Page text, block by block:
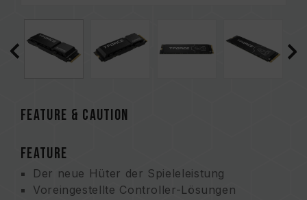
FEATURE & CAUTION
FEATURE
Der neue Hüter der Spieleleistung
Voreingestellte Controller-Lösungen